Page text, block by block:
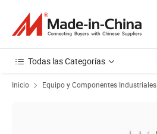
Todas las Categorías
Inicio Equipo y Componentes Industriales